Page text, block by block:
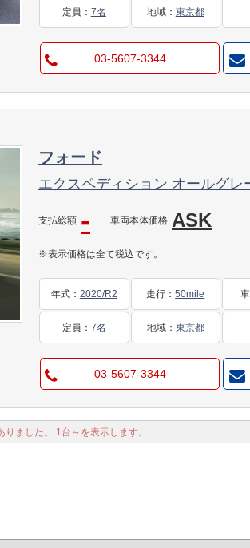
定員 ： 7名 地域： 東京都
03-5607-3344
フォード
エクスペディション オールグレ
支払総額 - 車両本体価格 ASK
※表示価格は全て税込です。
年式： 2020/R2 走行 ：50mile
定員 ： 7名 地域： 東京都
03-5607-3344
りました。 1台～を表示します。